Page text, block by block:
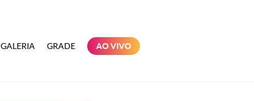
GALERIA GRADE AO VIVO